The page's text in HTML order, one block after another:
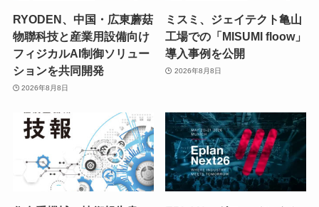
RYODEN、中国・広東蘑菇
物聯科技と産業用設備向け
フィジカルAI制御ソリュー
ションを共同開発
2026年8月8日
ミスミ、ジェイテクト亀山
工場での「MISUMI floow」
導入事例を公開
2026年8月8日